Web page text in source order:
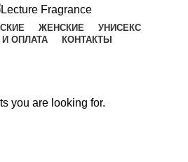
ЖЕНСКИЕ
УНИСЕКС
ОПЛАТА
КОНТАКТЫ
you are looking for.